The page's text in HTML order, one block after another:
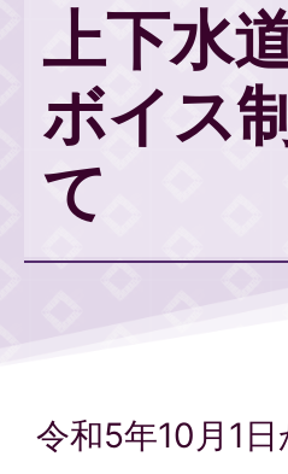
上下水
ボイス
て
令和5年10月1